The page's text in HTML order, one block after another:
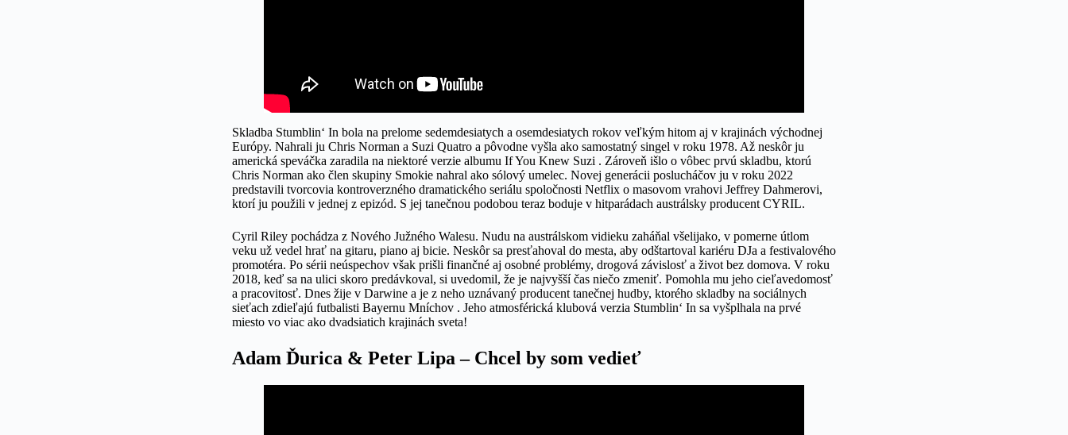
Skladba Stumblin‘ In bola na prelome sedemdesiatych a osemdesiatych rokov veľkým hitom aj v krajinách východnej
Európy. Nahrali ju Chris Norman a Suzi Quatro a pôvodne vyšla ako samostatný singel v roku 1978. Až neskôr ju
americká speváčka zaradila na niektoré verzie albumu If You Knew Suzi . Zároveň išlo o vôbec prvú skladbu, ktorú
Chris Norman ako člen skupiny Smokie nahral ako sólový umelec. Novej generácii poslucháčov ju v roku 2022
predstavili tvorcovia kontroverzného dramatického seriálu spoločnosti Netflix o masovom vrahovi Jeffrey Dahmerovi,
ktorí ju použili v jednej z epizód. S jej tanečnou podobou teraz boduje v hitparádach austrálsky producent CYRIL.
Cyril Riley pochádza z Nového Južného Walesu. Nudu na austrálskom vidieku zaháňal všelijako, v pomerne útlom
veku už vedel hrať na gitaru, piano aj bicie. Neskôr sa presťahoval do mesta, aby odštartoval kariéru DJa a festivalového
promotéra. Po sérii neúspechov však prišli finančné aj osobné problémy, drogová závislosť a život bez domova. V roku
2018, keď sa na ulici skoro predávkoval, si uvedomil, že je najvyšší čas niečo zmeniť. Pomohla mu jeho cieľavedomosť
a pracovitosť. Dnes žije v Darwine a je z neho uznávaný producent tanečnej hudby, ktorého skladby na sociálnych
sieťach zdieľajú futbalisti Bayernu Mníchov . Jeho atmosférická klubová verzia Stumblin‘ In sa vyšplhala na prvé
miesto vo viac ako dvadsiatich krajinách sveta!
Adam Ďurica & Peter Lipa – Chcel by som vedieť